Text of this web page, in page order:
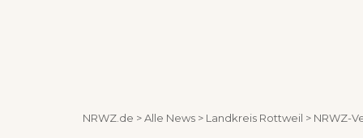
NRWZ.de >Alle News > Landkreis Rottweil > NRWZ-